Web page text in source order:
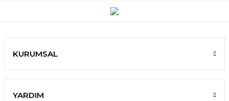
KURUMSAL
YARDIM